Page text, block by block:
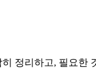
정리하고, 필요한